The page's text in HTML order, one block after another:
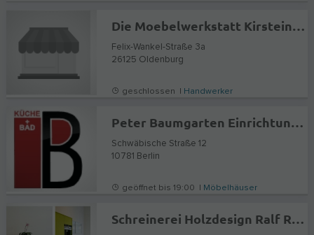
Die Moebelwerkstatt Kirstein Schubert oHG
Felix-Wankel-Straße 3a
26125 Oldenburg
geschlossen | Handwerker
Peter Baumgarten Einrichtungen
Schwäbische Straße 12
10781 Berlin
geöffnet bis 19:00 | Möbelhäuser
Schreinerei Holzdesign Ralf Rapp